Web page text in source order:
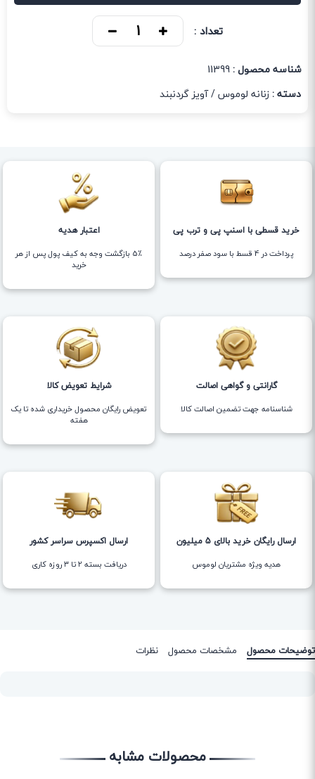
تعداد :
شناسه محصول :11399
دسته :زنانه لوموس/آویز گردنبند
خرید قسطی با اسنپ پی و ترب پی
پرداخت در 4 قسط با سود صفر درصد
اعتبار هدیه
5٪ بازگشت وجه به کیف پول پس از هر
خرید
گارانتی و گواهی اصالت
شناسنامه جهت تضمین اصالت کالا
شرایط تعویض کالا
تعویض رایگان محصول خریداری شده تا یک
هفته
ارسال رایگان خرید بالای 5 میلیون
هدیه ویژه مشتریان لوموس
ارسال اکسپرس سراسر کشور
دریافت بسته ۲ تا ۳ روزه کاری
توضیحات محصول مشخصات محصول نظرات
محصولات مشابه